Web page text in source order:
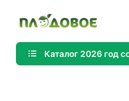
Каталог 2026 год